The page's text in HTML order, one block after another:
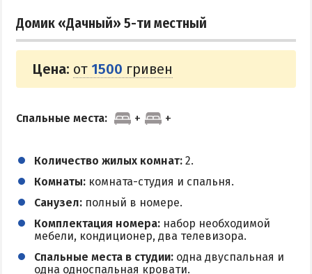
Домик «Дачный» 5-ти местный
Цена: от 1500 гривен
Спальные места:
Количество жилых комнат: 2.
Комнаты: комната-студия и спальня.
Санузел: полный в номере.
Комплектация номера: набор необходимой
мебели, кондиционер, два телевизора.
Спальные места в студии: одна двуспальная и
одна односпальная кровати.